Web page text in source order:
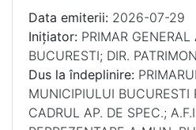
Data emiterii: 2026-07-29
Inițiator: PRIMAR
BUCURESTI; DIR.
Dus la îndeplinire:
MUNICIPIULUI BUCURESTI
CADRUL AP. DE SPEC.;